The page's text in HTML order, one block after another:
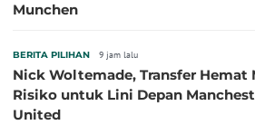
Munchen
BERITA PILIHAN 9 jam lalu
Nick Woltemade, Transfer Hemat
Risiko untuk Lini Depan
United